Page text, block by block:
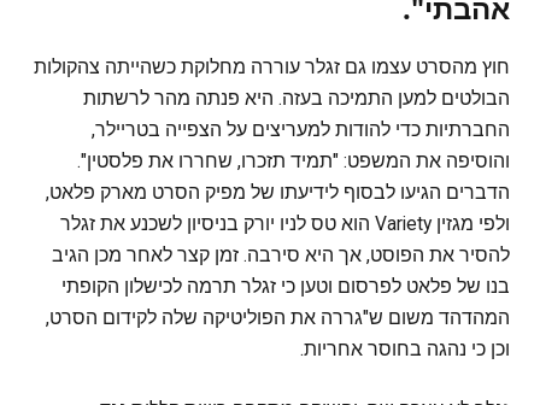
אהבתי".
חוץ מהסרט עצמו גם זגלר עוררה מחלוקת כשהייתה צהקולות
הבולטים למען התמיכה בעזה. היא פנתה מהר לרשתות
החברתיות כדי להודות למעריצים על הצפייה בטריילר,
והוסיפה את המשפט: "תמיד תזכרו, שחררו את פלסטין".
הדברים הגיעו לבסוף לידיעתו של מפיק הסרט מארק פלאט,
ולפי מגזין Variety הוא טס לניו יורק בניסיון לשכנע את זגלר
להסיר את הפוסט, אך היא סירבה. זמן קצר לאחר מכן הגיב
בנו של פלאט לפרסום וטען כי זגלר תרמה לכישלון הקופתי
המהדהד משום ש"גררה את הפוליטיקה שלה לקידום הסרט,
וכן כי נהגה בחוסר אחריות.